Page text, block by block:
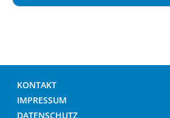
KONTAKT
IMPRESSUM
DATENSCHUTZ